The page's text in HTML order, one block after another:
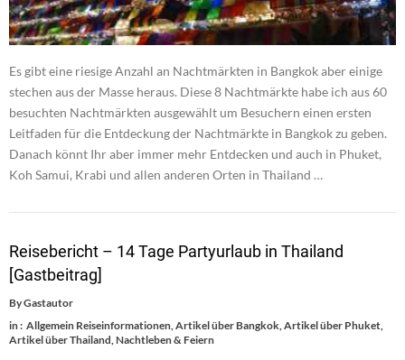
Es gibt eine riesige Anzahl an Nachtmärkten in Bangkok aber einige
stechen aus der Masse heraus. Diese 8 Nachtmärkte habe ich aus 60
besuchten Nachtmärkten ausgewählt um Besuchern einen ersten
Leitfaden für die Entdeckung der Nachtmärkte in Bangkok zu geben.
Danach könnt Ihr aber immer mehr Entdecken und auch in Phuket,
Koh Samui, Krabi und allen anderen Orten in Thailand …
Reisebericht – 14 Tage Partyurlaub in Thailand
[Gastbeitrag]
ByGastautor
in : Allgemein Reiseinformationen,Artikel über Bangkok,Artikel über Phuket,
Artikel über Thailand,Nachtleben & Feiern